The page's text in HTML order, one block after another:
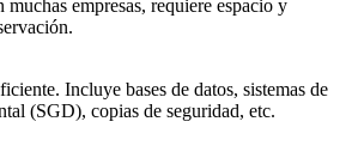
empresas, requiere espacio y
Incluye bases de datos, sistemas de
(SGD), copias de seguridad, etc.